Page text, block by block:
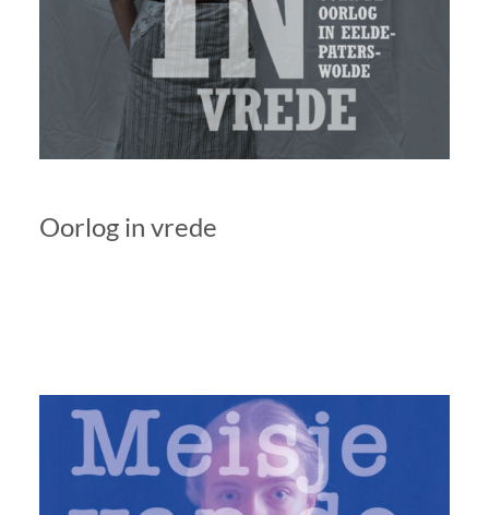
Oorlog in vrede